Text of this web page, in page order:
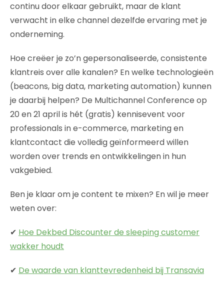
continu door elkaar gebruikt, maar de klant
verwacht in elke channel dezelfde ervaring met je
onderneming.
Hoe creëer je zo’n gepersonaliseerde, consistente
klantreis over alle kanalen? En welke technologieën
(beacons, big data, marketing automation) kunnen
je daarbij helpen? De Multichannel Conference op
20 en 21 april is hét (gratis) kennisevent voor
professionals in e-commerce, marketing en
klantcontact die volledig geïnformeerd willen
worden over trends en ontwikkelingen in hun
vakgebied.
Ben je klaar om je content te mixen? En wil je meer
weten over:
✔ Hoe Dekbed Discounter de sleeping customer
wakker houdt
✔ De waarde van klanttevredenheid bij Transavia